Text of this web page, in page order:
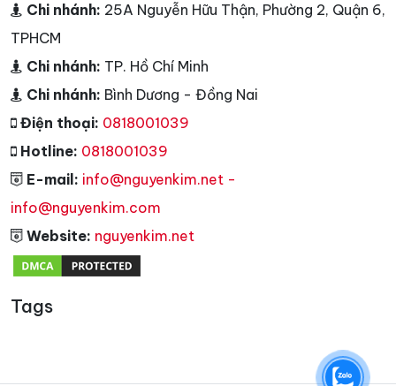
Chi nhánh: 25A Nguyễn Hữu Thận, Phường 2, Quận 6,
TPHCM
Chi nhánh: TP. Hồ Chí Minh
Chi nhánh: Bình Dương - Đồng Nai
Điện thoại: 0818001039
Hotline: 0818001039
E-mail: info@nguyenkim.net -
info@nguyenkim.com
Website: nguyenkim.net
Tags